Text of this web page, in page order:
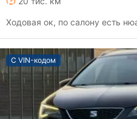
Ходовая ок, по салону есть
С VIN-кодом